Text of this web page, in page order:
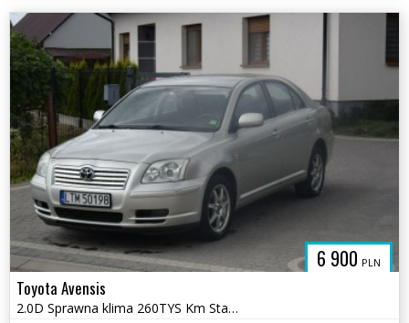
6 900 PLN
Toyota Avensis
2.0D Sprawna klima 260TYS Km Stan Bardzo Dobry